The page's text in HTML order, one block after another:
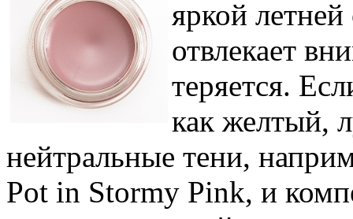
яркой
отвлекает
теряется.
как желтый,
нейтральные тени,
Pot in Stormy Pink, и